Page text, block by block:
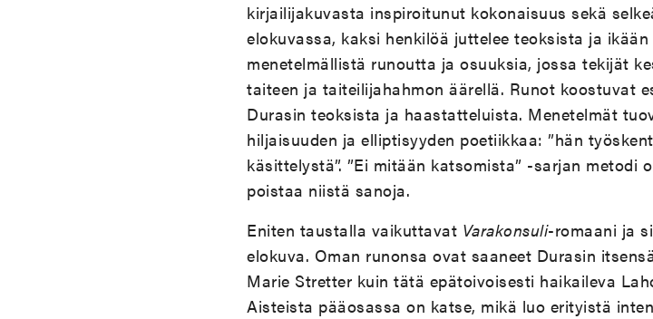
kirjailijakuvasta inspiroitunut kokonaisuus sekä
elokuvassa, kaksi henkilöä juttelee teoksista ja
menetelmällistä runoutta ja osuuksia, jossa tekijät
taiteen ja taiteilijahahmon äärellä. Runot koostuvat
Durasin teoksista ja haastatteluista. Menetelmät
hiljaisuuden ja elliptisyyden poetiikkaa: ”hän
käsittelystä”. ”Ei mitään katsomista” -sarjan metodi
poistaa niistä sanoja.
Eniten taustalla vaikuttavat Varakonsuli-romaani ja
elokuva. Oman runonsa ovat saaneet Durasin
Marie Stretter kuin tätä epätoivoisesti haikaileva
Aisteista pääosassa on katse, mikä luo erityistä